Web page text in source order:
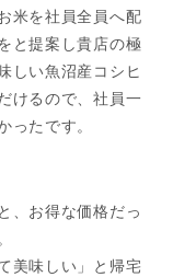
米を社員全員へ配
と提案し貴店の極
しい魚沼産コシヒ
けるので、社員一
ったです。
、お得な価格だっ
美味しい」と帰宅